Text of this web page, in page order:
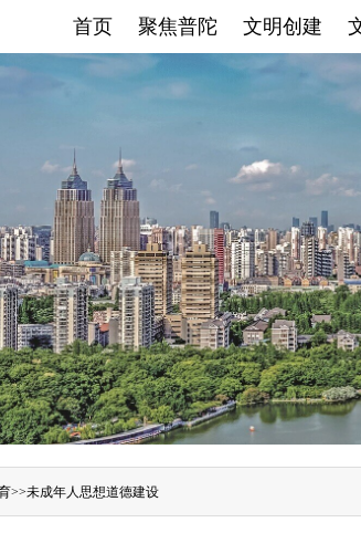
首页 聚焦普陀 文明创建
>>未成年人思想道德建设